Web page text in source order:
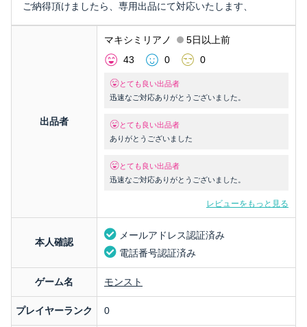
ご納得頂けましたら、専用出品にて対応いたします、
出品者
マキシミリアノ
5日以上前
43
0 0
とても良い出品者
迅速なご対応ありがとうございました。
とても良い出品者
ありがとうございました
とても良い出品者
迅速なご対応ありがとうございました。
レビューをもっと見る
本人確認
メールアドレス認証済み
電話番号認証済み
ゲーム名 モンスト
プレイヤーランク 0